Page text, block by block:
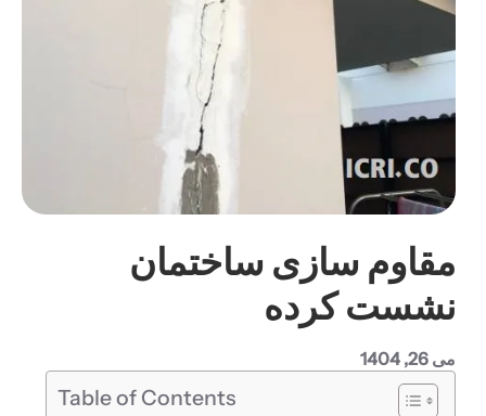
مقاوم سازی ساختمان
نشست کرده
می 26, 1404
Table of Contents